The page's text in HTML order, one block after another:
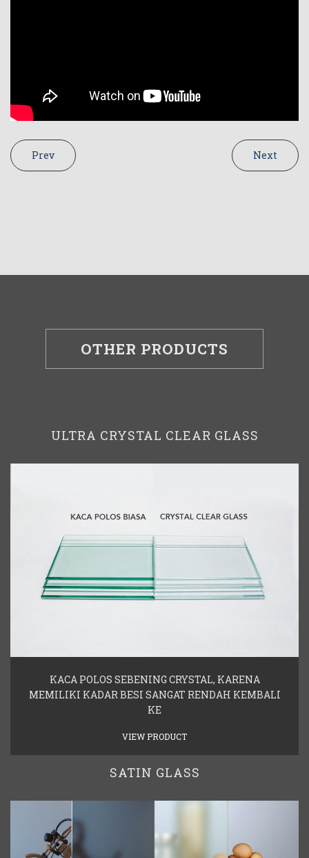
Prev Next
OTHER PRODUCTS
ULTRA CRYSTAL CLEAR GLASS
KACA POLOS SEBENING CRYSTAL, KARENA
MEMILIKI KADAR BESI SANGAT RENDAH KEMBALI
KE
VIEW PRODUCT
SATIN GLASS